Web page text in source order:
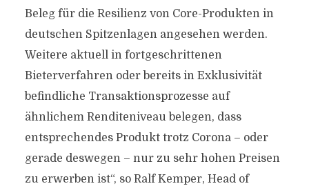
Beleg für die Resilienz von Core-Produkten in
deutschen Spitzenlagen angesehen werden.
Weitere aktuell in fortgeschrittenen
Bieterverfahren oder bereits in Exklusivität
befindliche Transaktionsprozesse auf
ähnlichem Renditeniveau belegen, dass
entsprechendes Produkt trotz Corona – oder
gerade deswegen – nur zu sehr hohen Preisen
zu erwerben ist“, so Ralf Kemper, Head of